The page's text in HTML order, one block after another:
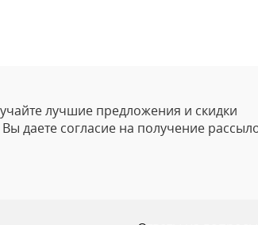
лучшие предложения и скидки
даете согласие на получение